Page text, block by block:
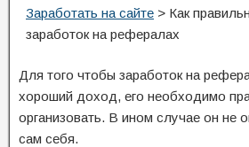
Заработать на сайте > Как
заработок на рефералах
Для того чтобы заработок на
хороший доход, его необходимо
организовать. В ином случае он не
сам себя.